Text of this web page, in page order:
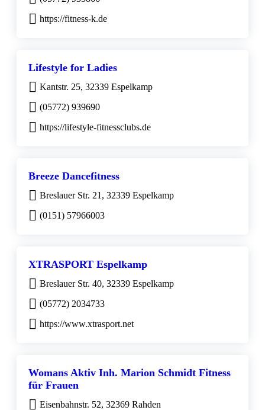
https://fitness-k.de
Lifestyle for Ladies
Kantstr. 25, 32339 Espelkamp
(05772) 939690
https://lifestyle-fitnessclubs.de
Breeze Dancefitness
Breslauer Str. 21, 32339 Espelkamp
(0151) 57966003
XTRASPORT Espelkamp
Breslauer Str. 40, 32339 Espelkamp
(05772) 2034733
https://www.xtrasport.net
Womans Aktiv Inh. Marion Schmidt Fitness
für Frauen
Eisenbahnstr. 52, 32369 Rahden